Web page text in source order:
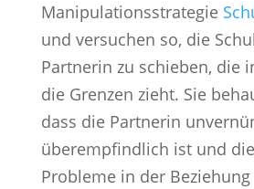
Manipulationsstrategie
und versuchen so, die
Partnerin zu schieben, die
die Grenzen zieht. Sie
dass die Partnerin
überempfindlich ist und
Probleme in der